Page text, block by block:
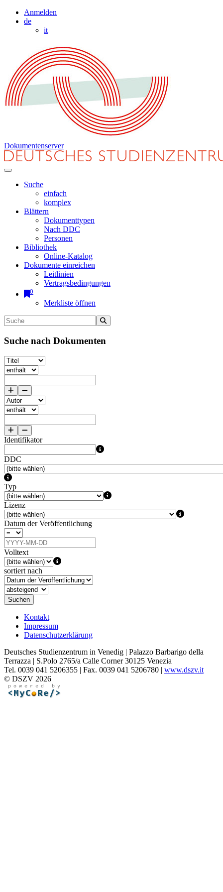
Anmelden
de
it
Dokumentenserver
Suche
einfach
komplex
Blättern
Dokumenttypen
Nach DDC
Personen
Bibliothek
Online-Katalog
Dokumente einreichen
Leitlinien
Vertragsbedingungen
0
Merkliste öffnen
Suche nach Dokumenten
Identifikator
DDC
Typ
Lizenz
Datum der Veröffentlichung
Volltext
sortiert nach
Suchen
Kontakt
Impressum
Datenschutzerklärung
Deutsches Studienzentrum in Venedig | Palazzo Barbarigo della
Terrazza | S.Polo 2765/a Calle Corner 30125 Venezia
Tel. 0039 041 5206355 | Fax. 0039 041 5206780 | www.dszv.it
© DSZV 2026